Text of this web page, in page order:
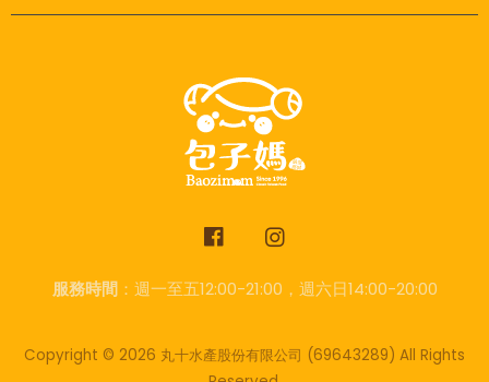
服務時間：週一至五12:00-21:00，週六日14:00-20:00
Copyright © 2026 丸十水產股份有限公司 (69643289) All Rights